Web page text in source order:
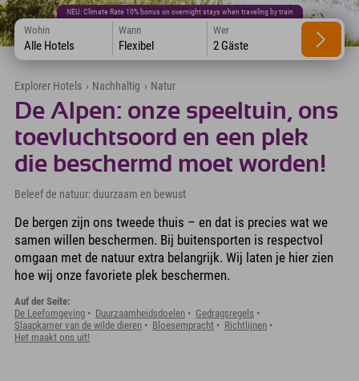
NEU: Climate Rate 10% bonus on overnight stays when traveling by train
Wohin
Alle Hotels
Wann
Flexibel
Wer
2 Gäste
Explorer Hotels › Nachhaltig › Natur
De Alpen: onze speeltuin, ons
toevluchtsoord en een plek
die beschermd moet worden!
Beleef de natuur: duurzaam en bewust
De bergen zijn ons tweede thuis – en dat is precies wat we
samen willen beschermen. Bij buitensporten is respectvol
omgaan met de natuur extra belangrijk. Wij laten je hier zien
hoe wij onze favoriete plek beschermen.
Auf der Seite:
De Leefomgeving
Duurzaamheidsdoelen
Gedragsregels
Slaapkamer van de wilde dieren
Bloesempracht
Richtlijnen
Het maakt ons uit!